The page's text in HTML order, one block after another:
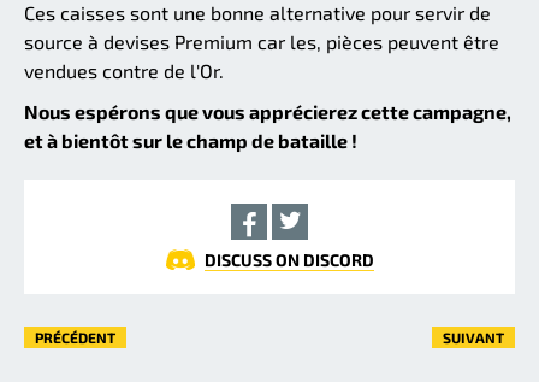
Ces caisses sont une bonne alternative pour servir de
source à devises Premium car les, pièces peuvent être
vendues contre de l'Or.
Nous espérons que vous apprécierez cette campagne,
et à bientôt sur le champ de bataille !
DISCUSS ON DISCORD
PRÉCÉDENT SUIVANT